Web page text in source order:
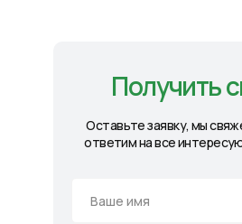
Получить
Оставьте заявку, мы
ответим на все